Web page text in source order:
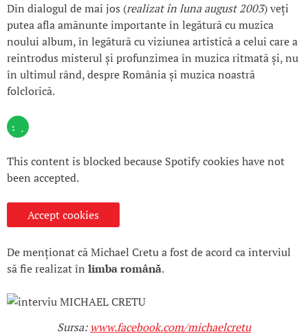
Din dialogul de mai jos (realizatîn luna august2003) veți
putea afla amănunte importante în legătură cu muzica
noului album, în legătură cu viziunea artistică a celui care a
reintrodus misterul și profunzimea în muzica ritmată și, nu
în ultimul rând, despre România și muzica noastră
folclorică.
This content is blocked because Spotify cookies have not
been accepted.
Accept cookies
De menționat că Michael Cretu a fost de acord ca interviul
să fie realizat în limba română.
Sursa:www.facebook.com/michaelcretu